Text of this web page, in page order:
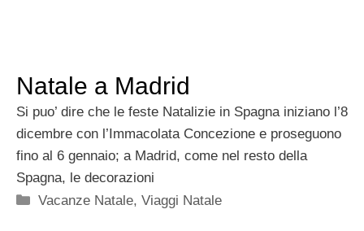
Natale a Madrid
Si puo’ dire che le feste Natalizie in Spagna iniziano l’8
dicembre con l’Immacolata Concezione e proseguono
fino al 6 gennaio; a Madrid, come nel resto della
Spagna, le decorazioni
Categorie
Vacanze Natale,Viaggi Natale